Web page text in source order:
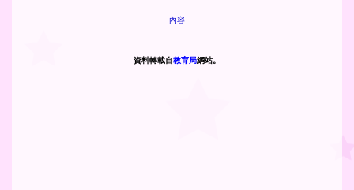
內容
資料轉載自教育局網站。